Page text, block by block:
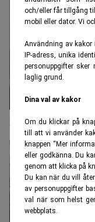
och/eller får tillgång
mobil eller dator. Vi
Användning av kakor
IP-adress, unika
personuppgifter
laglig grund.
Dina val av kakor
Om du klickar på
till att vi använder
knappen “Mer
eller godkänna. Du
genom att klicka på
Du kan när du vill
av personuppgifter
val när som helst
webbplats.
Mentorskap ska